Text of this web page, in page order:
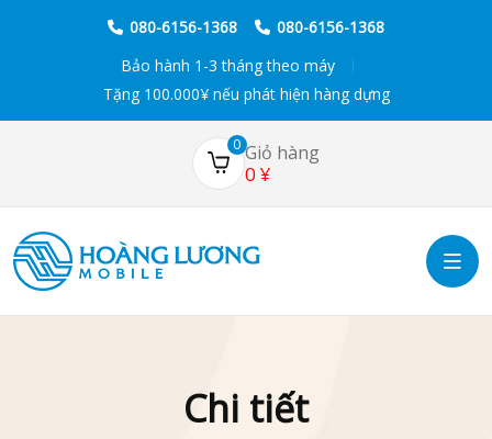
080-6156-1368
080-6156-1368
Bảo hành 1-3 tháng theo máy
Tặng 100.000¥ nếu phát hiện hàng dựng
0 Giỏ hàng
0 ¥
Chi tiết